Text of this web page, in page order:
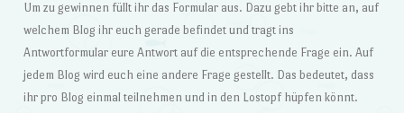
Um zu gewinnen füllt ihr das Formular aus. Dazu gebt ihr bitte an, auf
welchem Blog ihr euch gerade befindet und tragt ins
Antwortformular eure Antwort auf die entsprechende Frage ein. Auf
jedem Blog wird euch eine andere Frage gestellt. Das bedeutet, dass
ihr pro Blog einmal teilnehmen und in den Lostopf hüpfen könnt.